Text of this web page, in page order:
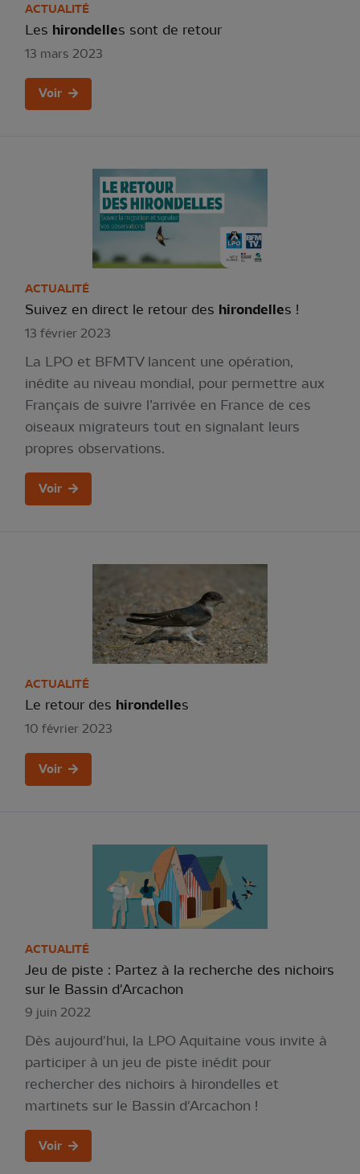
ACTUALITÉ
Les hirondelles sont de retour
13 mars 2023
Voir
ACTUALITÉ
Suivez en direct le retour des hirondelles !
13 février 2023
La LPO et BFMTV lancent une opération,
inédite au niveau mondial, pour permettre aux
Français de suivre l’arrivée en France de ces
oiseaux migrateurs tout en signalant leurs
propres observations.
Voir
ACTUALITÉ
Le retour des hirondelles
10 février 2023
Voir
ACTUALITÉ
Jeu de piste : Partez à la recherche des nichoirs
sur le Bassin d'Arcachon
9 juin 2022
Dès aujourd'hui, la LPO Aquitaine vous invite à
participer à un jeu de piste inédit pour
rechercher des nichoirs à hirondelles et
martinets sur le Bassin d'Arcachon !
Voir